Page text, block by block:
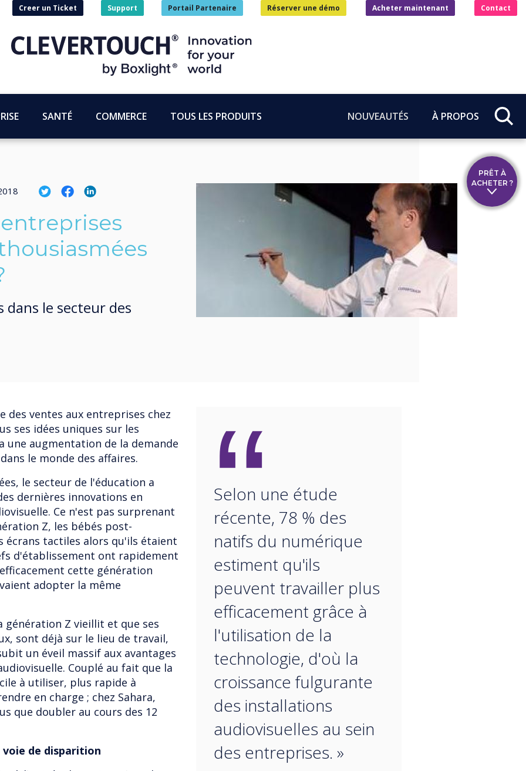
Creer un Ticket Support Portail Partenaire Réserver une démo Acheter maintenant Contact
SANTÉ COMMERCE TOUS LES PRODUITS NOUVEAUTÉS À PROPOS
le secteur des
des ventes aux entreprises chez
ses idées uniques sur les
une augmentation de la demande
le monde des affaires.
le secteur de l'éducation a
dernières innovations en
Ce n'est pas surprenant
Z, les bébés post-
écrans tactiles alors qu'ils étaient
d'établissement ont rapidement
cette génération
adopter la même
génération Z vieillit et que ses
sont déjà sur le lieu de travail,
un éveil massif aux avantages
Couplé au fait que la
à utiliser, plus rapide à
en charge ; chez Sahara,
que doubler au cours des 12
de disparition
“
Selon une étude
récente, 78 % des
natifs du numérique
estiment qu'ils
peuvent travailler plus
efficacement grâce à
l'utilisation de la
technologie, d'où la
croissance fulgurante
des installations
audiovisuelles au sein
des entreprises. »
PRÊT À
ACHETER ?